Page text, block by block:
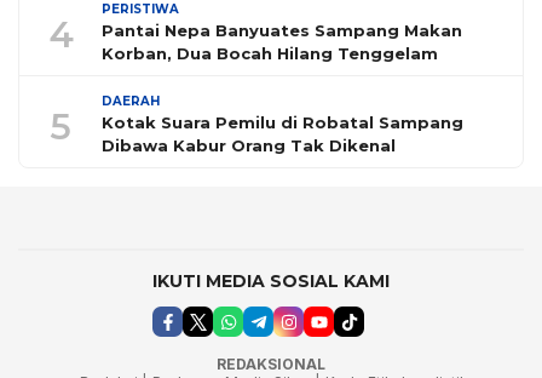
4
PERISTIWA
Pantai Nepa Banyuates Sampang Makan
Korban, Dua Bocah Hilang Tenggelam
5
DAERAH
Kotak Suara Pemilu di Robatal Sampang
Dibawa Kabur Orang Tak Dikenal
IKUTI MEDIA SOSIAL KAMI
REDAKSIONAL